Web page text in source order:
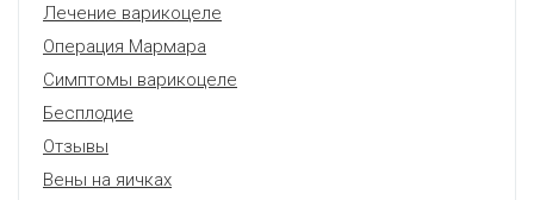
Лечение варикоцеле
Операция Мармара
Симптомы варикоцеле
Бесплодие
Отзывы
Вены на яичках